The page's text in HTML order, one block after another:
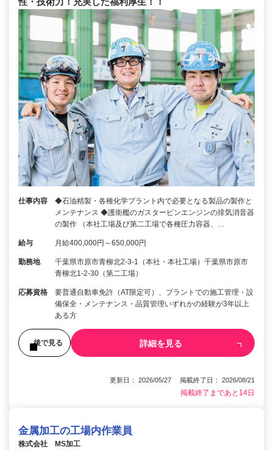
仕事内容
◆石油精製・各種化学プラント内で必要となる製品の製作と
メンテナンス ◆護衛艦のガスタービンエンジンの排気消音器
の製作 （本社工場及び第二工場で各種圧力容器、…
給与 月給400,000円～650,000円
勤務地
千葉県市原市青柳北2-3-1（本社・本社工場）千葉県市原市
青柳北1-2-30（第二工場）
応募資格
要普通自動車免許（AT限定可）、プラントでの施工管理・設
備保全・メンテナンス・品質管理いずれかの経験が3年以上
ある方
後で見る 詳細を見る
更新日： 2026/05/27 掲載終了日： 2026/08/21
掲載終了まであと14日
金属加工の工場内作業員
株式会社 MS加工